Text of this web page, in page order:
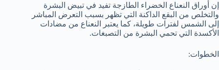
إن أوراق النعناع الخضراء الطازجة تفيد في تبيض البشرة
والتخلص من البقع الداكنة التي تظهر بسبب التعرض المباشر
إلى الشمس لفترات طويلة، كما يعتبر النعناع من مضادات
الأكسدة التي تحمي البشرة من التصبغات.
الخطوات: